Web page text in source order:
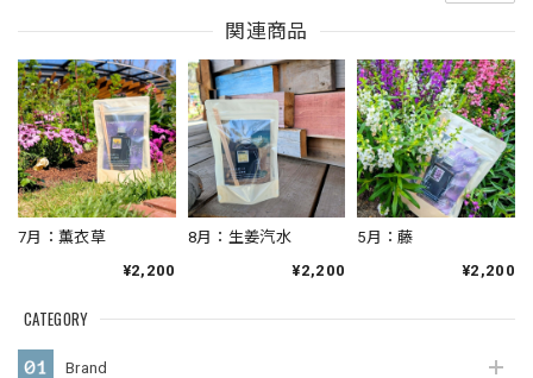
CATEGORY
Brand
関連商品
7月：薫衣草
¥2,200
8月：生姜汽水
¥2,200
5月：藤
¥2,200